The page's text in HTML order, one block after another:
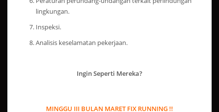
lingkungan.
Inspeksi.
Analisis keselamatan pekerjaan.
Ingin Seperti Mereka?
MINGGU III BULAN MARET FIX RUNNING !!